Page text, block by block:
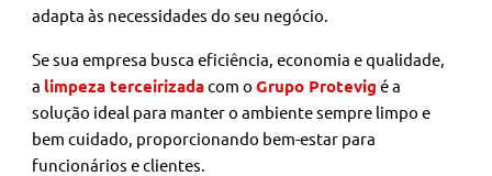
adapta às necessidades do seu negócio.
Se sua empresa busca eficiência, economia e qualidade,
a limpeza terceirizadacom oGrupo Protevig é a
solução ideal para manter o ambiente sempre limpo e
bem cuidado, proporcionando bem-estar para
funcionários e clientes.